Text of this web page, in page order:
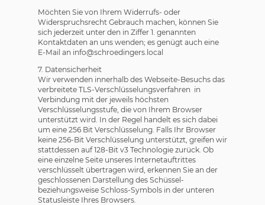
Möchten Sie von Ihrem Widerrufs- oder
Widerspruchsrecht Gebrauch machen, können Sie
sich jederzeit unter den in Ziffer 1. genannten
Kontaktdaten an uns wenden; es genügt auch eine
E-Mail an info@schroedingers.local
7. Datensicherheit
Wir verwenden innerhalb des Webseite-Besuchs das
verbreitete TLS-Verschlüsselungsverfahren in
Verbindung mit der jeweils höchsten
Verschlüsselungsstufe, die von Ihrem Browser
unterstützt wird. In der Regel handelt es sich dabei
um eine 256 Bit Verschlüsselung. Falls Ihr Browser
keine 256-Bit Verschlüsselung unterstützt, greifen wir
stattdessen auf 128-Bit v3 Technologie zurück. Ob
eine einzelne Seite unseres Internetauftrittes
verschlüsselt übertragen wird, erkennen Sie an der
geschlossenen Darstellung des Schüssel-
beziehungsweise Schloss-Symbols in der unteren
Statusleiste Ihres Browsers.